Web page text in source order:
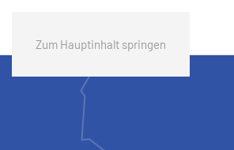
Zum Hauptinhalt springen